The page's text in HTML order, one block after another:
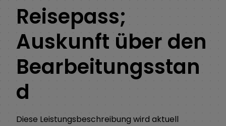
Reisepass;
Auskunft über den
Bearbeitungsstan
d
Diese Leistungsbeschreibung wird aktuell